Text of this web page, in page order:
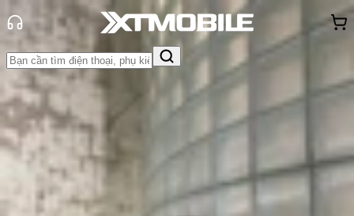
Trang chủ
Tin tức
So Sánh
Tin Mới
Đánh Giá - Trên Tay
Khuyến
Thủ thuật Thông báoKhách
hàng - Sự kiện